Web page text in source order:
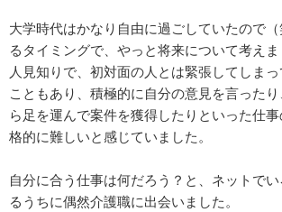
大学時代はかなり自由に過ごしていたので
るタイミングで、やっと将来について考えま
人見知りで、初対面の人とは緊張してしま
こともあり、積極的に自分の意見を言った
ら足を運んで案件を獲得したりといった仕
格的に難しいと感じていました。
自分に合う仕事は何だろう？と、ネットで
るうちに偶然介護職に出会いました。